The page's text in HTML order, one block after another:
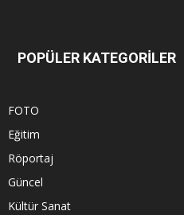
POPÜLER KATEGORİLER
FOTO
Eğitim
Röportaj
Güncel
Kültür Sanat